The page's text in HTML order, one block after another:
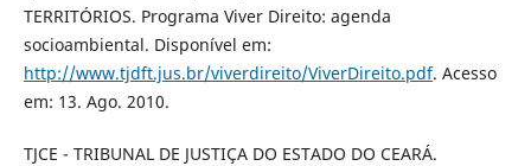
TERRITÓRIOS. Programa Viver Direito: agenda
socioambiental. Disponível em:
http://www.tjdft.jus.br/viverdireito/ViverDireito.pdf. Acesso
em: 13. Ago. 2010.
TJCE - TRIBUNAL DE JUSTIÇA DO ESTADO DO CEARÁ.